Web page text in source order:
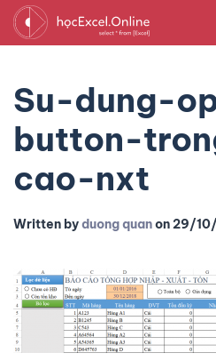
Su-dung-
button-
cao-nxt
Written byduong quanon29/